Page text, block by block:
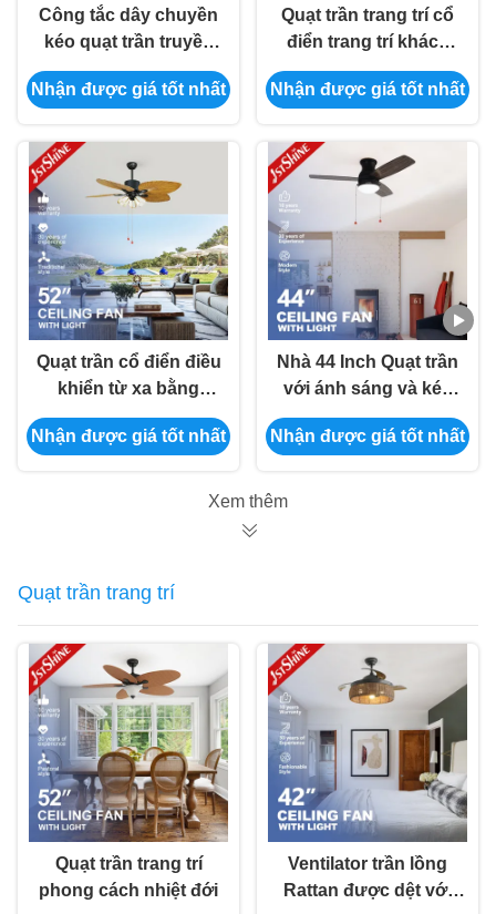
Công tắc dây chuyền
kéo quạt trần truyền
thống AC hiện đại 4
lưỡi MDF
Nhận được giá tốt nhất
Quạt trần trang trí cổ
điển trang trí khách
sạn Thiết kế hoa tiết
kiệm năng lượng 52
Nhận được giá tốt nhất
Quạt trần cổ điển điều
khiển từ xa bằng
động cơ im lặng với 5
cánh quạt nhẹ
Nhận được giá tốt nhất
Nhà 44 Inch Quạt trần
với ánh sáng và kéo
dây chuyền chuyển
đổi 45W động cơ AC
Nhận được giá tốt nhất
Xem thêm
Quạt trần trang trí
Quạt trần trang trí
phong cách nhiệt đới
Ventilator trần lồng
Rattan được dệt với